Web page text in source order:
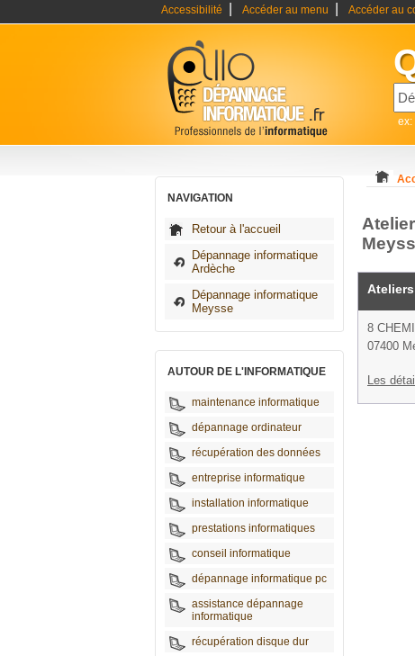
Accessibilité Accéder au menu Accéder au
ex:
NAVIGATION
Retour à l'accueil
Dépannage informatique
Ardèche
Dépannage informatique
Meysse
AUTOUR DE L'INFORMATIQUE
maintenance informatique
dépannage ordinateur
récupération des données
entreprise informatique
installation informatique
prestations informatiques
conseil informatique
dépannage informatique pc
assistance dépannage
informatique
récupération disque dur
8
07400
Les